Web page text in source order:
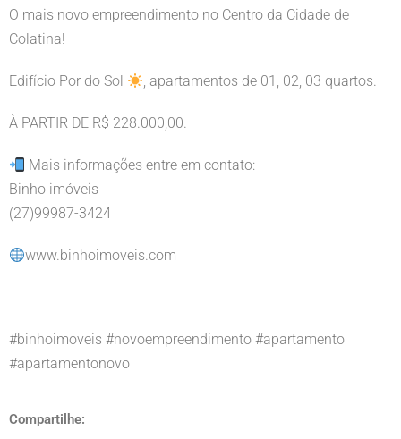
O mais novo empreendimento no Centro da Cidade de
Colatina!
Edifício Por do Sol , apartamentos de 01, 02, 03 quartos.
À PARTIR DE R$ 228.000,00.
Mais informações entre em contato:
Binho imóveis
(27)99987-3424
www.binhoimoveis.com
#binhoimoveis #novoempreendimento #apartamento
#apartamentonovo
Compartilhe: